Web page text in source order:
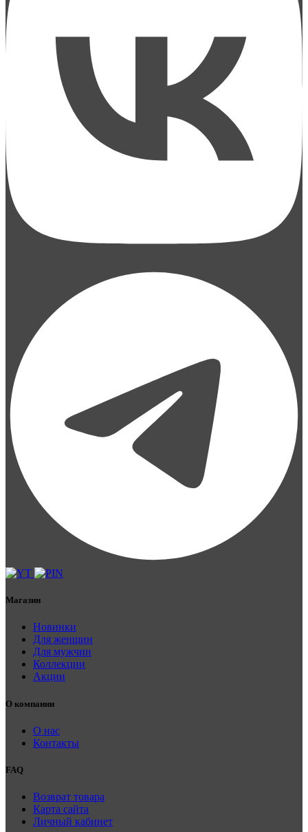
Магазин
Новинки
Для женщин
Для мужчин
Коллекции
Акции
О компании
О нас
Контакты
FAQ
Возврат товара
Карта сайта
Личный кабинет